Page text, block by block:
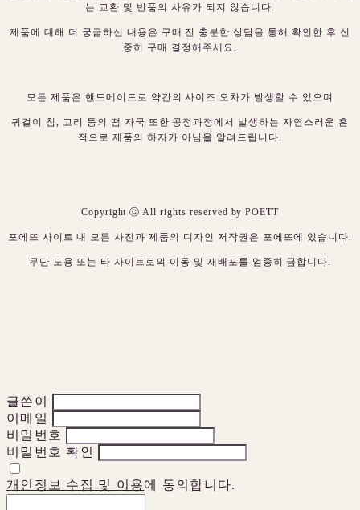
는 교환 및 반품의 사유가 되지 않습니다.
제품에 대해 더 궁금하신 내용은 구매 전 충분한 상담을 통해 확인한 후 신
중히 구매 결정해주세요.
모든 제품은 핸드메이드로 약간의 사이즈 오차가 발생할 수 있으며
귀걸이 침, 고리 등의 땜 자국 또한 공정과정에서 발생하는 자연스러운 흔
적으로 제품의 하자가 아님을 알려드립니다.
Copyright ⓒ All rights reserved by POETT
포에뜨 사이트 내 모든 사진과 제품의 디자인 저작권은 포에뜨에 있습니다.
무단 도용 또는 타 사이트로의 이동 및 재배포를 엄중히 금합니다.
글쓴이
이메일
비밀번호
비밀번호 확인
개인정보 수집 및 이용에 동의합니다.